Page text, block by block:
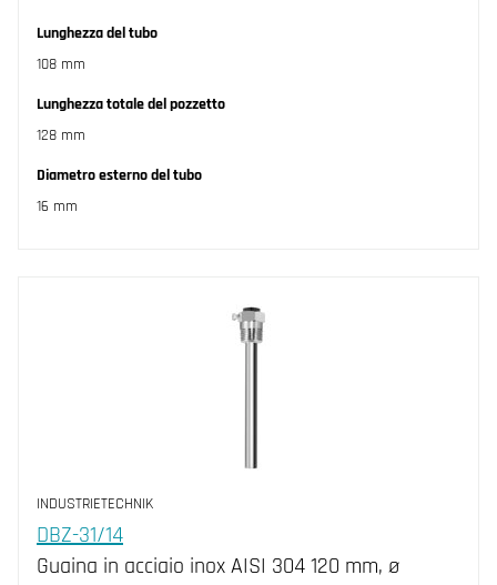
Lunghezza del tubo
108 mm
Lunghezza totale del pozzetto
128 mm
Diametro esterno del tubo
16 mm
INDUSTRIETECHNIK
DBZ-31/14
Guaina in acciaio inox AISI 304 120 mm, ø